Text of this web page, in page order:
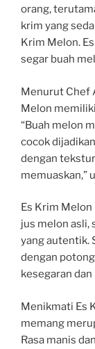
orang,
krim yang
Krim Melon.
segar buah
Menurut Chef
Melon
“Buah melon
cocok
dengan
memuaskan,”
Es Krim
jus melon asli,
yang autentik.
dengan
kesegaran
Menikmati Es
memang
Rasa manis